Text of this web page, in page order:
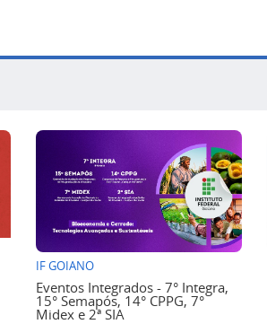
IF GOIANO
Eventos Integrados - 7° Integra,
15° Semapós, 14° CPPG, 7°
Midex e 2ª SIA